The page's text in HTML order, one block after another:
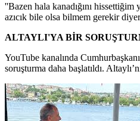
''Bazen hala kanadığını
azıcık bile olsa bilmem gerekir
ALTAYLI'YA BİR
YouTube kanalında
soruşturma daha başlatıldı.